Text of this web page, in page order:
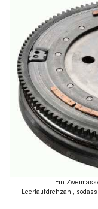
Ein
Leerlaufdrehzahl,